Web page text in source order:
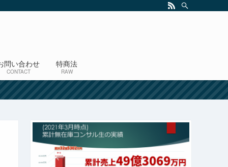
問い合わせ
CONTACT
特商法
RAW